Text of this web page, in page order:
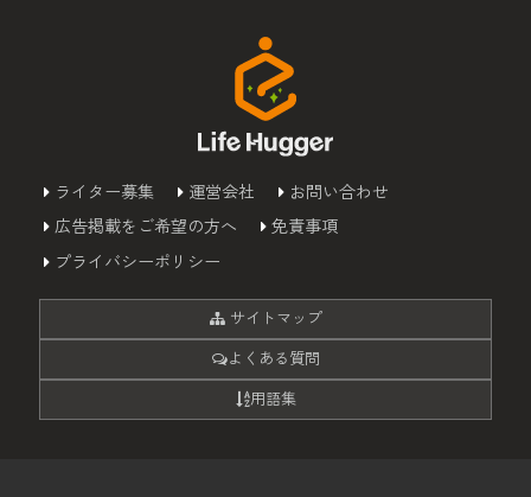
ライター募集 運営会社
お問い合わせ
広告掲載をご希望の方へ
免責事項
プライバシーポリシー
サイトマップ
よくある質問
用語集